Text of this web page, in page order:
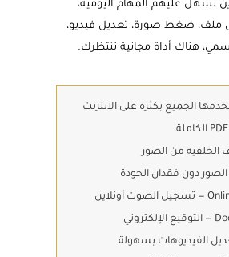
تسهّل عليهم المهام اليومية،
ملف، ضغط صورة، تعديل فيديو،
هناك أداة مجانية تنتظرك.